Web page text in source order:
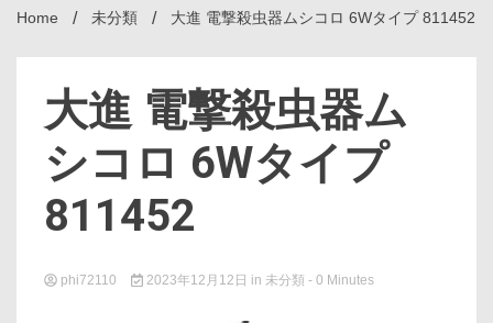
Home 未分類 大進 電撃殺虫器ムシコロ 6Wタイプ 811452
大進 電撃殺虫器ム
シコロ 6Wタイプ
811452
phi72110 2023年12月12日 in 未分類 - 0 Minutes